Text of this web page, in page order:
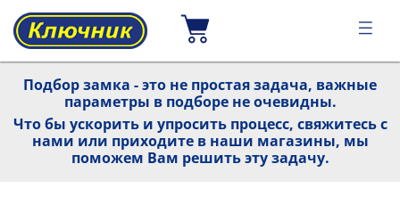
Подбор замка - это не простая задача, важные
параметры в подборе не очевидны.
Что бы ускорить и упросить процесс, свяжитесь с
нами или приходите в наши магазины, мы
поможем Вам решить эту задачу.